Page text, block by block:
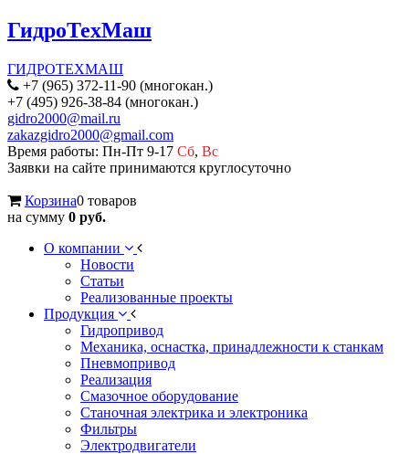
ГидроТехМаш
ГИДРОТЕХМАШ
+7 (965) 372-11-90 (многокан.)
+7 (495) 926-38-84 (многокан.)
gidro2000@mail.ru
zakazgidro2000@gmail.com
Время работы: Пн-Пт 9-17 Сб, Вс
Заявки на сайте принимаются круглосуточно
Корзина0 товаров
на сумму 0 руб.
О компании
Новости
Статьи
Реализованные проекты
Продукция
Гидропривод
Механика, оснастка, принадлежности к станкам
Пневмопривод
Реализация
Смазочное оборудование
Станочная электрика и электроника
Фильтры
Электродвигатели